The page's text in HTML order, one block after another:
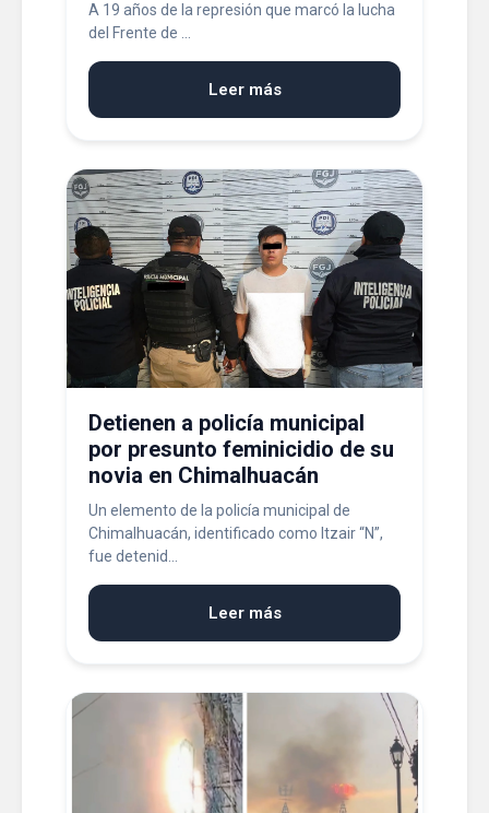
A 19 años de la represión que marcó la lucha
del Frente de ...
Leer más
Detienen a policía municipal
por presunto feminicidio de su
novia en Chimalhuacán
Un elemento de la policía municipal de
Chimalhuacán, identificado como Itzair “N”,
fue detenid...
Leer más